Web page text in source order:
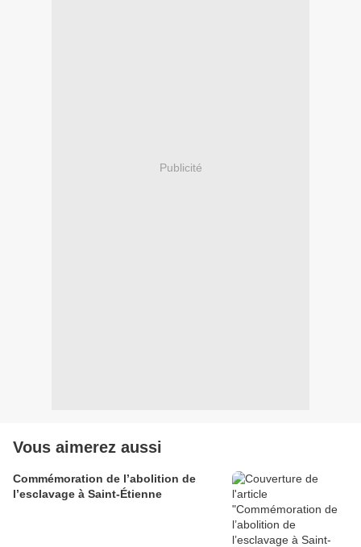
Publicité
Vous aimerez aussi
Commémoration de l’abolition de
l’esclavage à Saint-Étienne